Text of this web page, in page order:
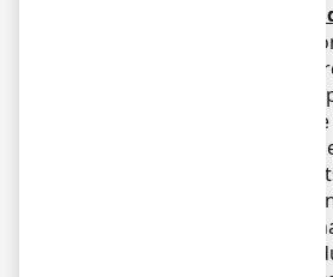
Déclaration des effets
Si vous ressentez un
indésirable, parlez-en à
votre pharmacien. Ceci
tout effet indésirable qui
mentionné dans cette
également déclarer les
directement via le système
déclaration : Agence
du Médicament et des